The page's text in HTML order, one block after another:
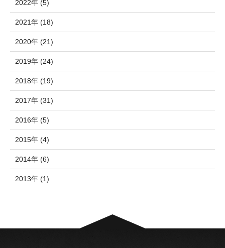
2022年 (5)
2021年 (18)
2020年 (21)
2019年 (24)
2018年 (19)
2017年 (31)
2016年 (5)
2015年 (4)
2014年 (6)
2013年 (1)